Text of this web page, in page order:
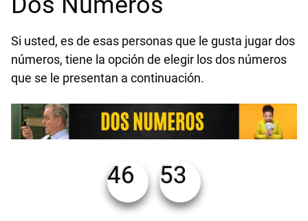
Si usted, es de esas personas que le gusta jugar dos
números, tiene la opción de elegir los dos números
que se le presentan a continuación.
46 53